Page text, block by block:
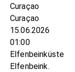
Curaçao
Curaçao
15.06.2026
01:00
Elfenbeinküste
Elfenbeink.